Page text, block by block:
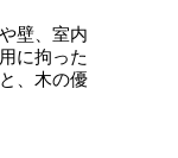
壁、室内
に拘った
、木の優